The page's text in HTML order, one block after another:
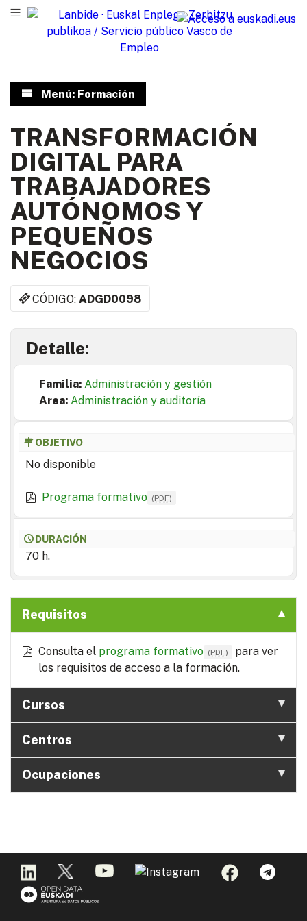
Menú: Formación
TRANSFORMACIÓN
DIGITAL PARA
TRABAJADORES
AUTÓNOMOS Y
PEQUEÑOS
NEGOCIOS
CÓDIGO:ADGD0098
Detalle:
Familia: Administración y gestión
Area: Administración y auditoría
OBJETIVO
No disponible
Programa formativo (PDF)
DURACIÓN
70 h.
Requisitos
Consulta el programa formativo (PDF)
para ver
los requisitos de acceso a la formación.
Cursos
Centros
Ocupaciones